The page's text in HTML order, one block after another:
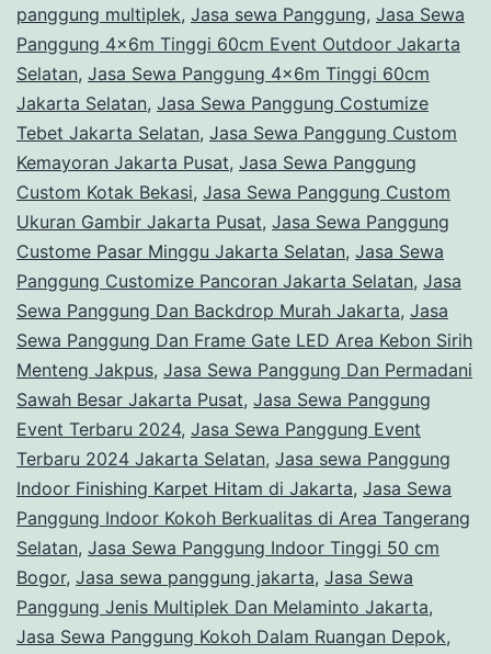
panggung multiplek, Jasa sewa Panggung, Jasa Sewa
Panggung 4x6m Tinggi 60cm Event Outdoor Jakarta
Selatan, Jasa Sewa Panggung 4x6m Tinggi 60cm
Jakarta Selatan, Jasa Sewa Panggung Costumize
Tebet Jakarta Selatan, Jasa Sewa Panggung Custom
Kemayoran Jakarta Pusat, Jasa Sewa Panggung
Custom Kotak Bekasi, Jasa Sewa Panggung Custom
Ukuran Gambir Jakarta Pusat, Jasa Sewa Panggung
Custome Pasar Minggu Jakarta Selatan, Jasa Sewa
Panggung Customize Pancoran Jakarta Selatan, Jasa
Sewa Panggung Dan Backdrop Murah Jakarta, Jasa
Sewa Panggung Dan Frame Gate LED Area Kebon Sirih
Menteng Jakpus, Jasa Sewa Panggung Dan Permadani
Sawah Besar Jakarta Pusat, Jasa Sewa Panggung
Event Terbaru 2024, Jasa Sewa Panggung Event
Terbaru 2024 Jakarta Selatan, Jasa sewa Panggung
Indoor Finishing Karpet Hitam di Jakarta, Jasa Sewa
Panggung Indoor Kokoh Berkualitas di Area Tangerang
Selatan, Jasa Sewa Panggung Indoor Tinggi 50 cm
Bogor, Jasa sewa panggung jakarta, Jasa Sewa
Panggung Jenis Multiplek Dan Melaminto Jakarta,
Jasa Sewa Panggung Kokoh Dalam Ruangan Depok,